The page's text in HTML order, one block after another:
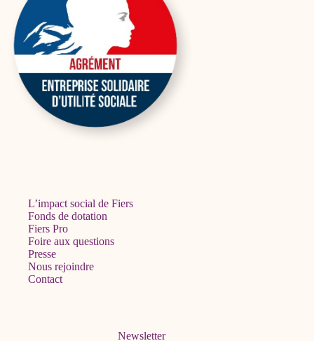
L’impact social de Fiers
Fonds de dotation
Fiers Pro
Foire aux questions
Presse
Nous rejoindre
Contact
Newsletter